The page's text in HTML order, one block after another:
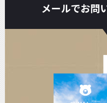
メールでお問